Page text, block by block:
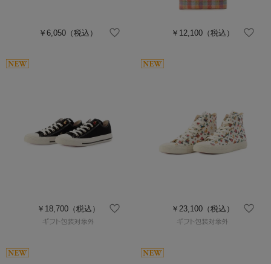
￥6,050 （税込） ￥12,100 （税込）
￥18,700（税込） ￥23,100 （税込）